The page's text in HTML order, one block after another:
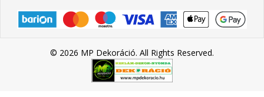
© 2026 MP Dekoráció. All Rights Reserved.